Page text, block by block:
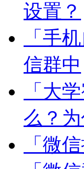
设置？
「手
信群中
「大
么？
「微